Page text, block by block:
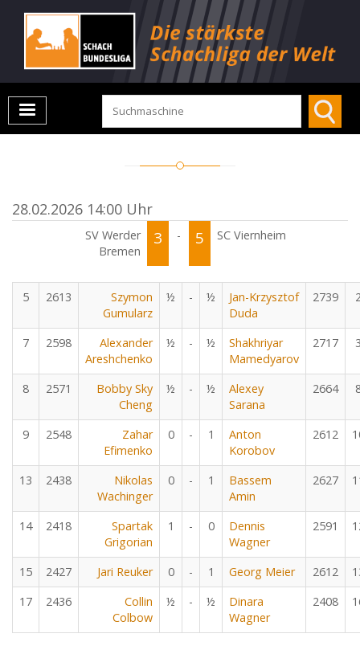
28.02.2026 14:00 Uhr
SV Werder
Bremen
3 - 5 SC Viernheim
5 2613
Szymon
Gumularz
½ - ½
Jan-Krzysztof
Duda
2739
7 2598
Alexander
Areshchenko
½ - ½
Shakhriyar
Mamedyarov
2717
8 2571
Bobby Sky
Cheng
½ - ½
Alexey
Sarana
2664
9 2548
Zahar
Efimenko
0 - 1
Anton
Korobov
2612
13 2438
Nikolas
Wachinger
0 - 1
Bassem
Amin
2627
14 2418
Spartak
Grigorian
1 - 0
Dennis
Wagner
2591
15 2427 Jari Reuker 0 - 1 Georg Meier 2612
17
2436
Collin
Colbow
½ - ½
Dinara
Wagner
2408